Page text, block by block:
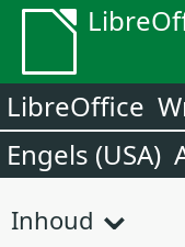
LibreOffice
Engels (USA)
Inhoud